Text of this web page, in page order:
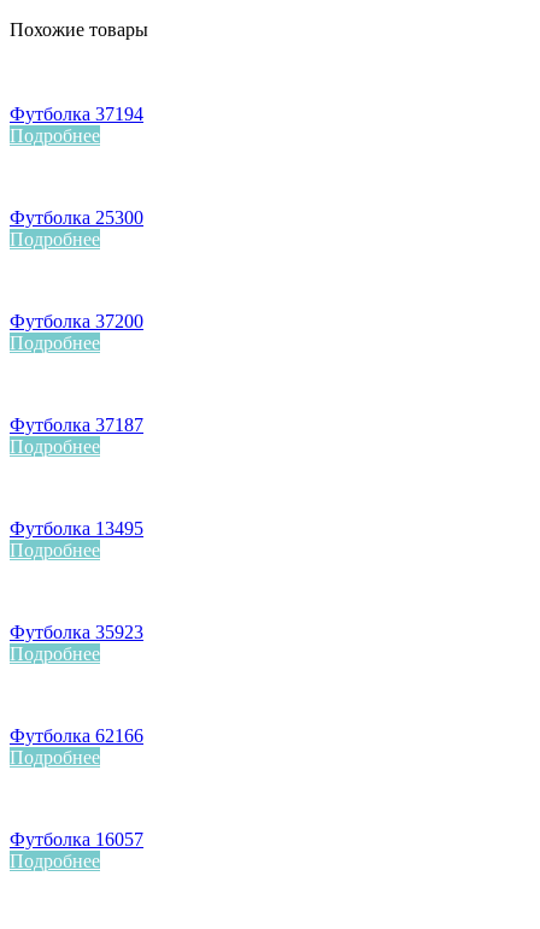
Похожие товары
Футболка 37194
Подробнее
Футболка 25300
Подробнее
Футболка 37200
Подробнее
Футболка 37187
Подробнее
Футболка 13495
Подробнее
Футболка 35923
Подробнее
Футболка 62166
Подробнее
Футболка 16057
Подробнее